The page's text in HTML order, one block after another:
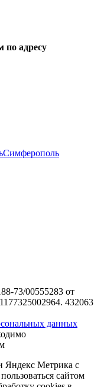
адресу
Симферополь
73/00555283 от
432063
данных
Яндекс Метрика с
сайтом